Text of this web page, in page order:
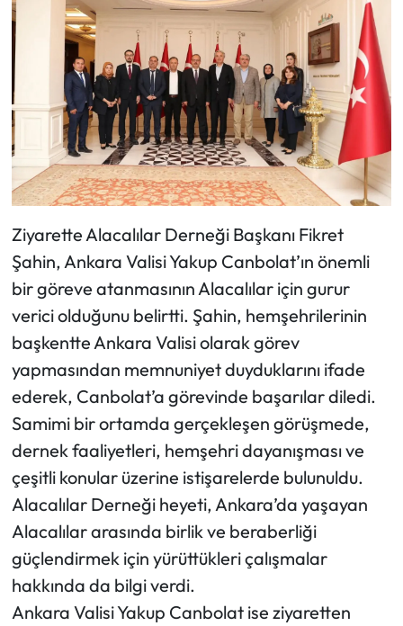
Ziyarette Alacalılar Derneği Başkanı Fikret
Şahin, Ankara Valisi Yakup Canbolat’ın önemli
bir göreve atanmasının Alacalılar için gurur
verici olduğunu belirtti. Şahin, hemşehrilerinin
başkentte Ankara Valisi olarak görev
yapmasından memnuniyet duyduklarını ifade
ederek, Canbolat’a görevinde başarılar diledi.
Samimi bir ortamda gerçekleşen görüşmede,
dernek faaliyetleri, hemşehri dayanışması ve
çeşitli konular üzerine istişarelerde bulunuldu.
Alacalılar Derneği heyeti, Ankara’da yaşayan
Alacalılar arasında birlik ve beraberliği
güçlendirmek için yürüttükleri çalışmalar
hakkında da bilgi verdi.
Ankara Valisi Yakup Canbolat ise ziyaretten
Sungurlu Haberleri
Turizm
Uğurludağ Haberleri
Yaşam
Yayla Haber
Yemek Tarifleri
Yerel Haberler